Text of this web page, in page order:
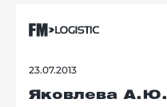
23.07.2013
Яковлева А.Ю.